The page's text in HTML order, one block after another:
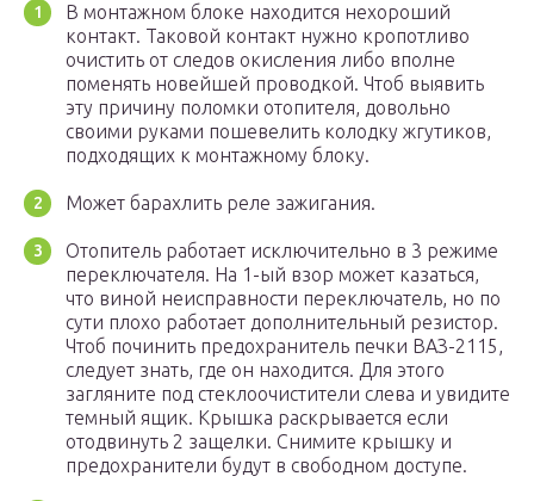
В монтажном блоке находится нехороший
контакт. Таковой контакт нужно кропотливо
очистить от следов окисления либо вполне
поменять новейшей проводкой. Чтоб выявить
эту причину поломки отопителя, довольно
своими руками пошевелить колодку жгутиков,
подходящих к монтажному блоку.
Может барахлить реле зажигания.
Отопитель работает исключительно в 3 режиме
переключателя. На 1-ый взор может казаться,
что виной неисправности переключатель, но по
сути плохо работает дополнительный резистор.
Чтоб починить предохранитель печки ВАЗ-2115,
следует знать, где он находится. Для этого
загляните под стеклоочистители слева и увидите
темный ящик. Крышка раскрывается если
отодвинуть 2 защелки. Снимите крышку и
предохранители будут в свободном доступе.